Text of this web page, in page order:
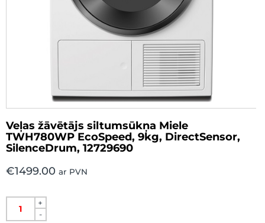
Veļas žāvētājs siltumsūkņa Miele
TWH780WP EcoSpeed, 9kg, DirectSensor,
SilenceDrum, 12729690
€1499.00 ar PVN
+
-